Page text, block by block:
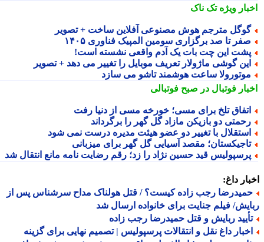
ویژهتک ناک
مترجم هوش مصنوعی آفلاین ساخت + تصویر
تا صد برگزاری سومین المپیک فناوری ۱۴۰۵
این چت بات یک آدم واقعی نشسته است!
گوشی ماژولار تعریف موبایل را تغییر می دهد + تصویر
ساعت هوشمند تاشو می سازد
فوتبال در صبح فوتبالی
تلخ برای مسی؛ خورخه مسی از دنیا رفت
دو بازیکن مازاد گل گهر را برگرداند
با تغییر دو عضو هیئت مدیره درست نمی شود
مقصد آسیایی گل گهر برای میزبانی
قید حسین نژاد را زد؛ رقم رضایت نامه مانع انتقال شد
داغ:
رجب زاده کیست؟ / قتل هولناک مداح سرشناس پس از
فیلم جنایت برای خانواده ارسال شد
ربایش و قتل حمیدرضا رجب زاده
داغ نقل و انتقالات پرسپولیس | تصمیم نهایی برای گزینه